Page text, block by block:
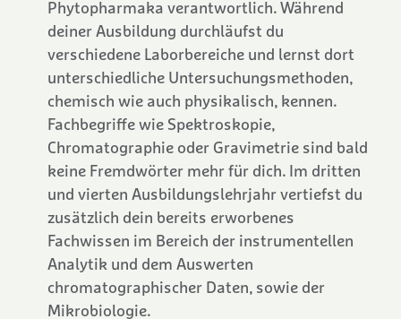
Phytopharmaka verantwortlich. Während
deiner Ausbildung durchläufst du
verschiedene Laborbereiche und lernst dort
unterschiedliche Untersuchungsmethoden,
chemisch wie auch physikalisch, kennen.
Fachbegriffe wie Spektroskopie,
Chromatographie oder Gravimetrie sind bald
keine Fremdwörter mehr für dich. Im dritten
und vierten Ausbildungslehrjahr vertiefst du
zusätzlich dein bereits erworbenes
Fachwissen im Bereich der instrumentellen
Analytik und dem Auswerten
chromatographischer Daten, sowie der
Mikrobiologie.